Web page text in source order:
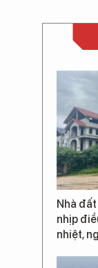
Nhà
nhịp
nhiệt,